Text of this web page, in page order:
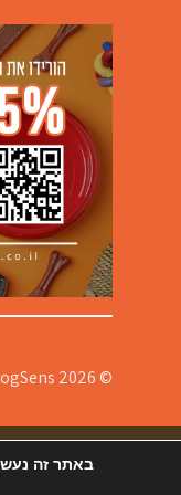
© 2026 DogSens